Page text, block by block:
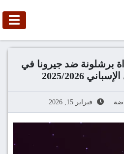
برشلونة ضد جيرونا في
فبراير 15, 2026